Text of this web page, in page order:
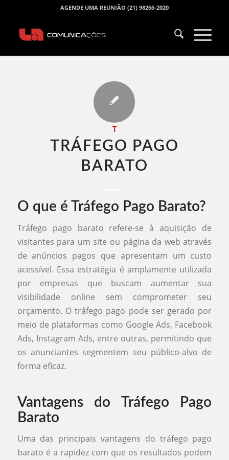
AGENDE UMA REUNIÃO (21) 98266-2020
T
TRÁFEGO PAGO
BARATO​
O que é Tráfego Pago Barato?
Tráfego pago barato refere-se à aquisição de
visitantes para um site ou página da web através
de anúncios pagos que apresentam um custo
acessível. Essa estratégia é amplamente utilizada
por empresas que buscam aumentar sua
visibilidade online sem comprometer seu
orçamento. O tráfego pago pode ser gerado por
meio de plataformas como Google Ads, Facebook
Ads, Instagram Ads, entre outras, permitindo que
os anunciantes segmentem seu público-alvo de
forma eficaz.
Vantagens do Tráfego Pago
Barato
Uma das principais vantagens do tráfego pago
barato é a rapidez com que os resultados podem